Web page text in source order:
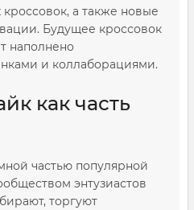
а также новые
Будущее кроссовок
наполнено
и коллаборациями.
как часть
частью популярной
энтузиастов
торгуют